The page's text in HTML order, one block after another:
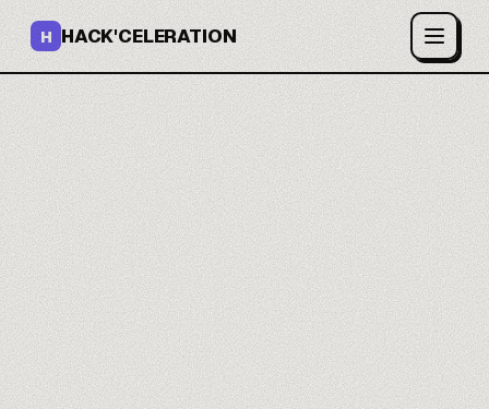
H HACK'CELERATION
Tes projets enfin sous
contrôle.